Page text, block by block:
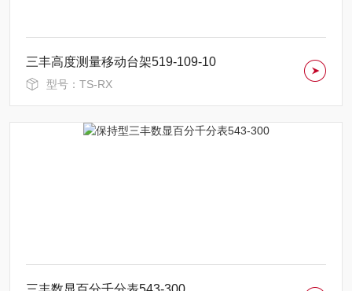
三丰高度测量移动台架519-109-10
型号：TS-RX